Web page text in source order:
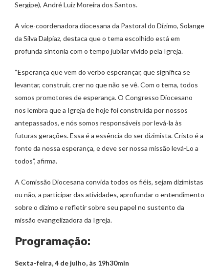
Sergipe), André Luiz Moreira dos Santos.
A vice-coordenadora diocesana da Pastoral do Dízimo, Solange
da Silva Dalpiaz, destaca que o tema escolhido está em
profunda sintonia com o tempo jubilar vivido pela Igreja.
“Esperança que vem do verbo esperançar, que significa se
levantar, construir, crer no que não se vê. Com o tema, todos
somos promotores de esperança. O Congresso Diocesano
nos lembra que a Igreja de hoje foi construída por nossos
antepassados, e nós somos responsáveis por levá-la às
futuras gerações. Essa é a essência do ser dizimista. Cristo é a
fonte da nossa esperança, e deve ser nossa missão levá-Lo a
todos”, afirma.
A Comissão Diocesana convida todos os fiéis, sejam dizimistas
ou não, a participar das atividades, aprofundar o entendimento
sobre o dízimo e refletir sobre seu papel no sustento da
missão evangelizadora da Igreja.
Programação:
Sexta-feira, 4 de julho, às 19h30min